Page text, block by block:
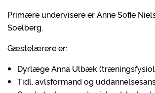
Primære undervisere er Anne Sofie
Soelberg.
Gæstelærere er:
Dyrlæge Anna Ulbæk
Tidl. avlsformand og